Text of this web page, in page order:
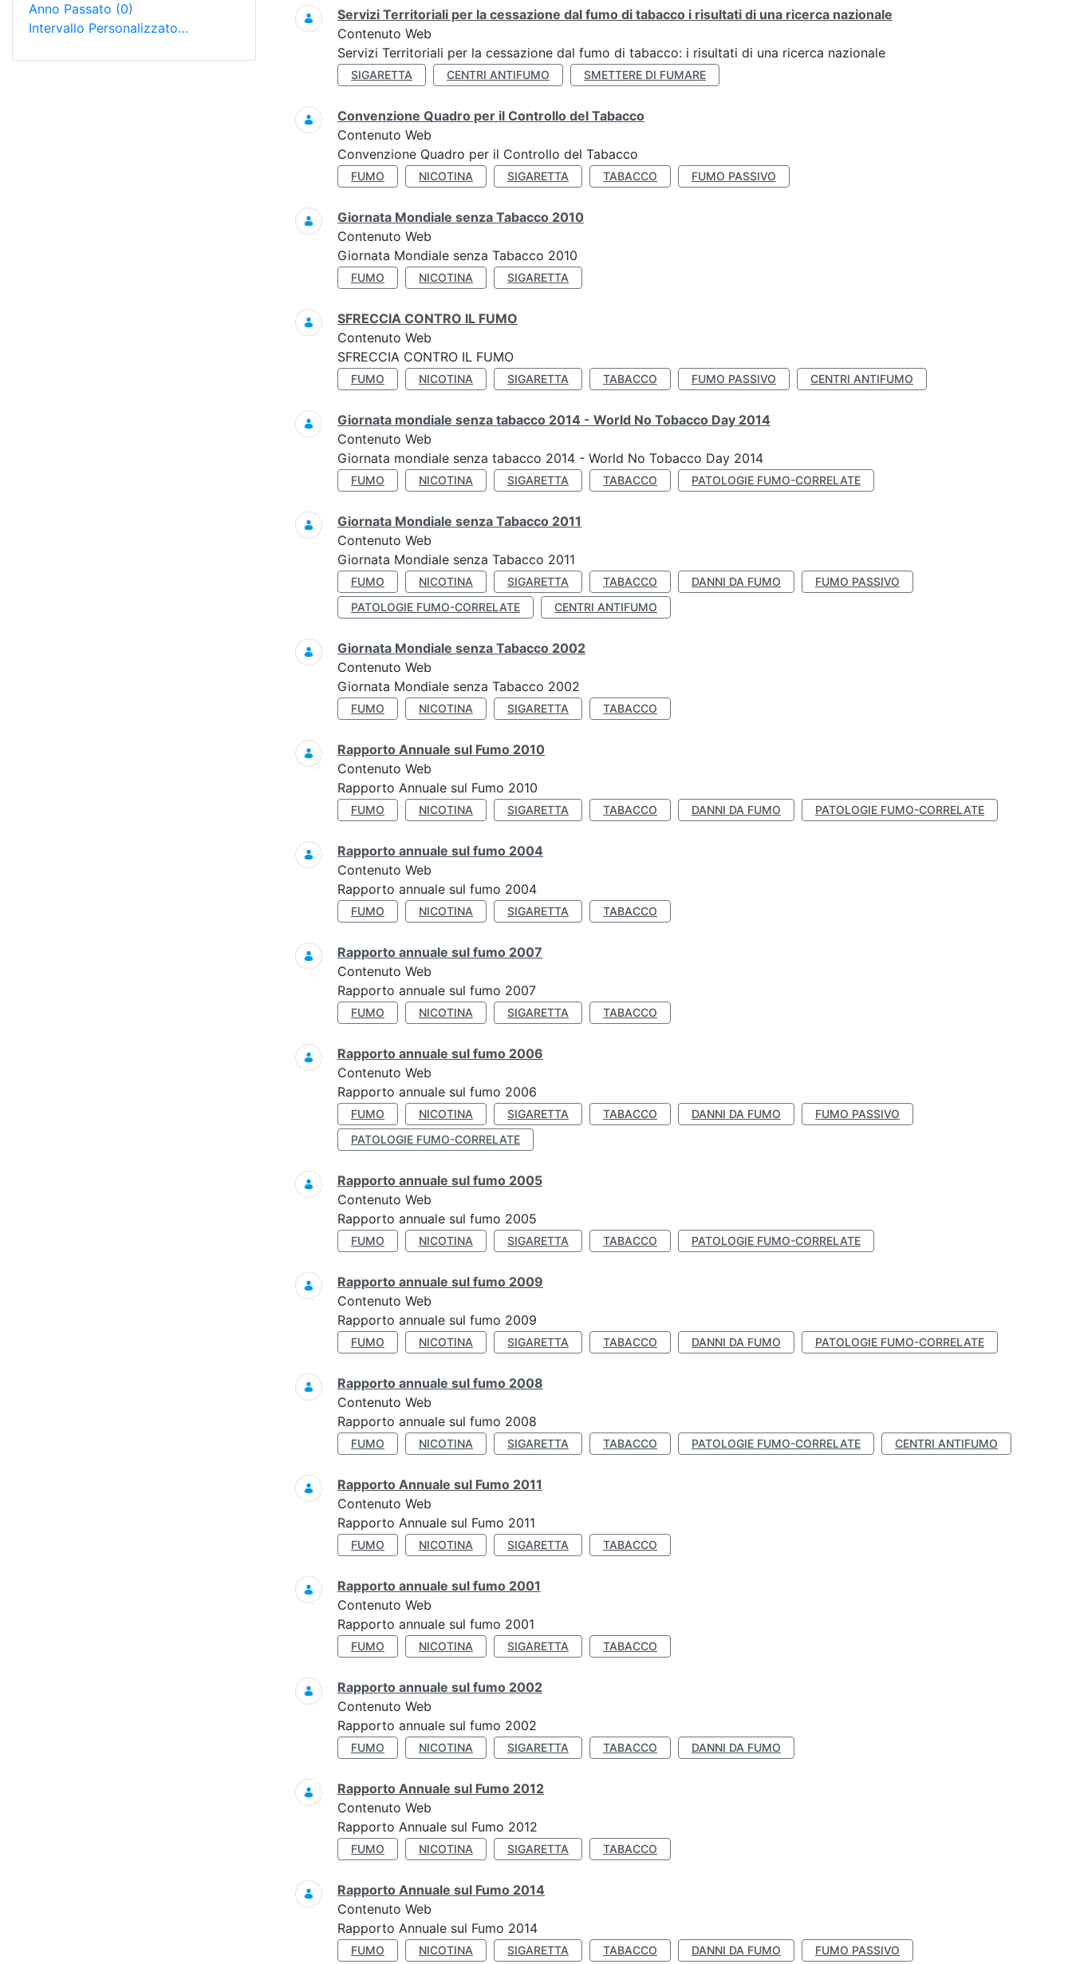
Anno Passato (0)
Intervallo Personalizzato…
Servizi Territoriali per la cessazione dal fumo di tabacco i risultati di una ricerca nazionale
Contenuto Web
Servizi Territoriali per la cessazione dal fumo di tabacco: i risultati di una ricerca nazionale
SIGARETTA CENTRI ANTIFUMO SMETTERE DI FUMARE
Convenzione Quadro per il Controllo del Tabacco
Contenuto Web
Convenzione Quadro per il Controllo del Tabacco
FUMO NICOTINA SIGARETTA TABACCO FUMO PASSIVO
Giornata Mondiale senza Tabacco 2010
Contenuto Web
Giornata Mondiale senza Tabacco 2010
FUMO NICOTINA SIGARETTA
SFRECCIA CONTRO IL FUMO
Contenuto Web
SFRECCIA CONTRO IL FUMO
FUMO NICOTINA SIGARETTA TABACCO FUMO PASSIVO CENTRI ANTIFUMO
Giornata mondiale senza tabacco 2014 - World No Tobacco Day 2014
Contenuto Web
Giornata mondiale senza tabacco 2014 - World No Tobacco Day 2014
FUMO NICOTINA SIGARETTA TABACCO PATOLOGIE FUMO-CORRELATE
Giornata Mondiale senza Tabacco 2011
Contenuto Web
Giornata Mondiale senza Tabacco 2011
FUMO NICOTINA SIGARETTA TABACCO DANNI DA FUMO
FUMO PASSIVO
PATOLOGIE FUMO-CORRELATE
CENTRI ANTIFUMO
Giornata Mondiale senza Tabacco 2002
Contenuto Web
Giornata Mondiale senza Tabacco 2002
FUMO NICOTINA SIGARETTA TABACCO
Rapporto Annuale sul Fumo 2010
Contenuto Web
Rapporto Annuale sul Fumo 2010
FUMO NICOTINA SIGARETTA TABACCO DANNI DA FUMO PATOLOGIE FUMO-CORRELATE
Rapporto annuale sul fumo 2004
Contenuto Web
Rapporto annuale sul fumo 2004
FUMO NICOTINA SIGARETTA TABACCO
Rapporto annuale sul fumo 2007
Contenuto Web
Rapporto annuale sul fumo 2007
FUMO NICOTINA SIGARETTA TABACCO
Rapporto annuale sul fumo 2006
Contenuto Web
Rapporto annuale sul fumo 2006
FUMO NICOTINA SIGARETTA TABACCO DANNI DA FUMO
FUMO PASSIVO
PATOLOGIE FUMO-CORRELATE
Rapporto annuale sul fumo 2005
Contenuto Web
Rapporto annuale sul fumo 2005
FUMO NICOTINA SIGARETTA TABACCO PATOLOGIE FUMO-CORRELATE
Rapporto annuale sul fumo 2009
Contenuto Web
Rapporto annuale sul fumo 2009
FUMO NICOTINA SIGARETTA TABACCO DANNI DA FUMO PATOLOGIE FUMO-CORRELATE
Rapporto annuale sul fumo 2008
Contenuto Web
Rapporto annuale sul fumo 2008
FUMO NICOTINA SIGARETTA TABACCO PATOLOGIE FUMO-CORRELATE CENTRI ANTIFUMO
Rapporto Annuale sul Fumo 2011
Contenuto Web
Rapporto Annuale sul Fumo 2011
FUMO NICOTINA SIGARETTA TABACCO
Rapporto annuale sul fumo 2001
Contenuto Web
Rapporto annuale sul fumo 2001
FUMO NICOTINA SIGARETTA TABACCO
Rapporto annuale sul fumo 2002
Contenuto Web
Rapporto annuale sul fumo 2002
FUMO NICOTINA SIGARETTA TABACCO DANNI DA FUMO
Rapporto Annuale sul Fumo 2012
Contenuto Web
Rapporto Annuale sul Fumo 2012
FUMO NICOTINA SIGARETTA TABACCO
Rapporto Annuale sul Fumo 2014
Contenuto Web
Rapporto Annuale sul Fumo 2014
FUMO NICOTINA SIGARETTA TABACCO DANNI DA FUMO FUMO PASSIVO